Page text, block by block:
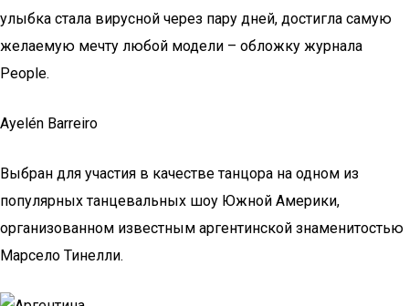
улыбка стала вирусной через пару дней, достигла самую
желаемую мечту любой модели – обложку журнала
People.
Ayelén Barreiro
Выбран для участия в качестве танцора на одном из
популярных танцевальных шоу Южной Америки,
организованном известным аргентинской знаменитостью
Марсело Тинелли.